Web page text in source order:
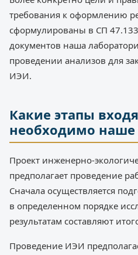
требования к оформлению
сформулированы в СП
документов наша
проведении анализов для
ИЭИ.
Какие этапы
необходимо наше
Проект инженерно-
предполагает проведение
Сначала осуществляется
в определенном порядке
результатам составляют
Проведение ИЭИ